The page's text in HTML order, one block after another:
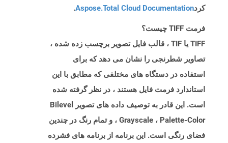
کردAspose.Total Cloud Documentation
.
فرمت TIFF چیست؟
TIFF یا TIF ، قالب فایل تصویر برچسب زده شده ،
تصاویر شطرنجی را نشان می دهد که برای
استفاده در دستگاه های مختلفی که مطابق با این
استاندارد فرمت فایل هستند ، در نظر گرفته شده
است. این قادر به توصیف داده های تصویر Bilevel
، Grayscale ، Palette-Color و تمام رنگ در چندین
فضای رنگی است. این برنامه از برنامه های فشرده